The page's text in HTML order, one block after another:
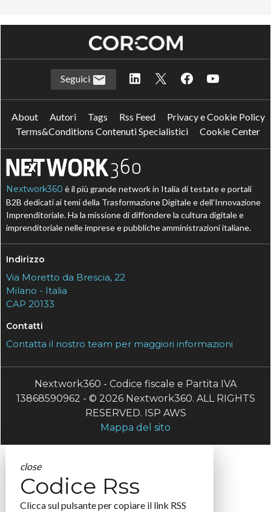
Seguici
About Autori Tags Rss Feed
Privacy e Cookie Policy
Terms&Conditions Contenuti Specialistici
Cookie Center
Nextwork360 è il più grande network in Italia di testate e portali
B2B dedicati ai temi della Trasformazione Digitale e dell’Innovazione
Imprenditoriale. Ha la missione di diffondere la cultura digitale e
imprenditoriale nelle imprese e pubbliche amministrazioni italiane.
Indirizzo
Via Moretto da Brescia, 22
Milano - Italia
CAP 20133
Contatti
Contatta il nostro team per maggiori informazioni
Nextwork360 - Codice fiscale e Partita IVA
13868590962 - © 2026 Nextwork360. ALL RIGHTS
RESERVED. ISP AWS
Mappa del sito
close
Codice Rss
Clicca sul pulsante per copiare il link RSS